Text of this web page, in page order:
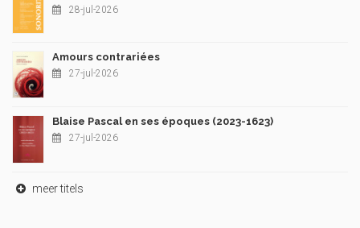
28-jul-2026
Amours contrariées
27-jul-2026
Blaise Pascal en ses époques (2023-1623)
27-jul-2026
meer titels